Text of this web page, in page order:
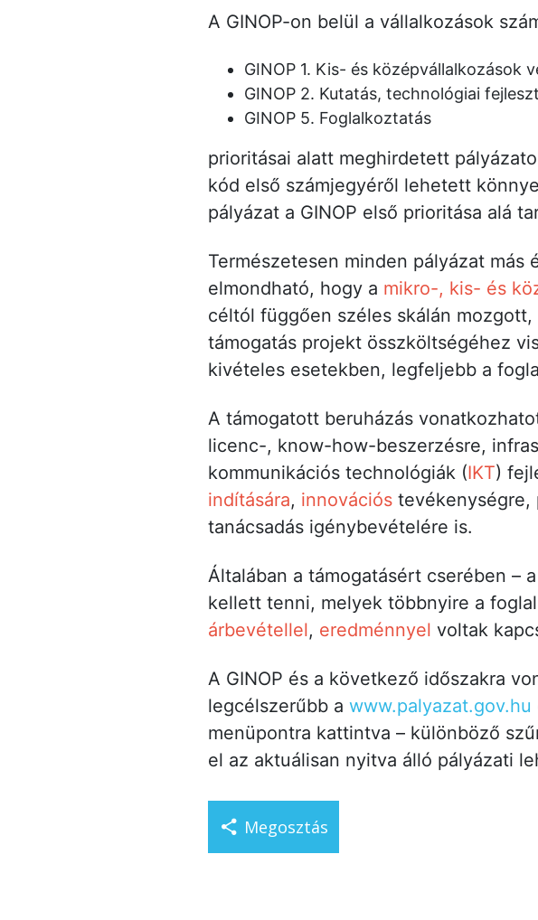
A GINOP-on belül a vállalkozások
GINOP 1. Kis- és középvállalkozások
GINOP 2. Kutatás, technológiai
GINOP 5. Foglalkoztatás
prioritásai alatt meghirdetett
kód első számjegyéről lehetett
pályázat a GINOP első prioritása alá
Természetesen minden pályázat
elmondható, hogy a mikro-, kis- és
céltól függően széles skálán
támogatás projekt összköltségéhez
kivételes esetekben, legfeljebb a
A támogatott beruházás
licenc-, know-how-beszerzésre,
kommunikációs technológiák (IKT)
indítására, innovációstevékenységre,
tanácsadás igénybevételére is.
Általában a támogatásért cserében –
kellett tenni, melyek többnyire a
árbevétellel, eredménnyel voltak
A GINOP és a következő időszakra
legcélszerűbb a www.palyazat.gov.hu
menüpontra kattintva – különböző
el az aktuálisan nyitva álló pályázati
Megosztás